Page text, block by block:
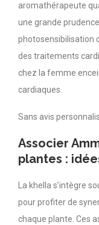
aromathérapeute
une grande
photosensibilisation
des traitements
chez la femme
cardiaques.
Sans avis
Associer
plantes :
La khella s’intègre
pour profiter de
chaque plante. Ces